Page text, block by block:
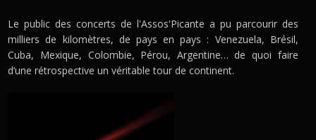
Le public des concerts de l'Assos'Picante a pu parcourir des
milliers de kilomètres, de pays en pays : Venezuela, Brésil,
Cuba, Mexique, Colombie, Pérou, Argentine… de quoi faire
d’une rétrospective un véritable tour de continent.